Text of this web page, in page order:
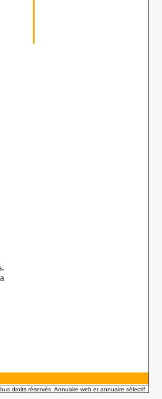
droits réservés. Annuaire web et annuaire sélectif